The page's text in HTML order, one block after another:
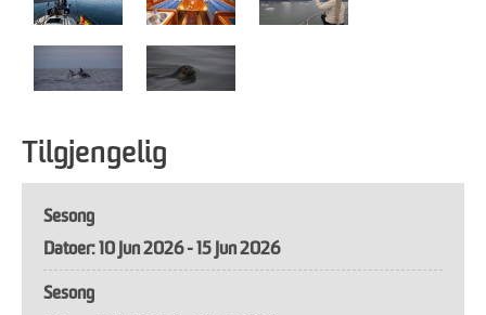
Tilgjengelig
Sesong
10 Jun 2026 - 15 Jun 2026
Sesong